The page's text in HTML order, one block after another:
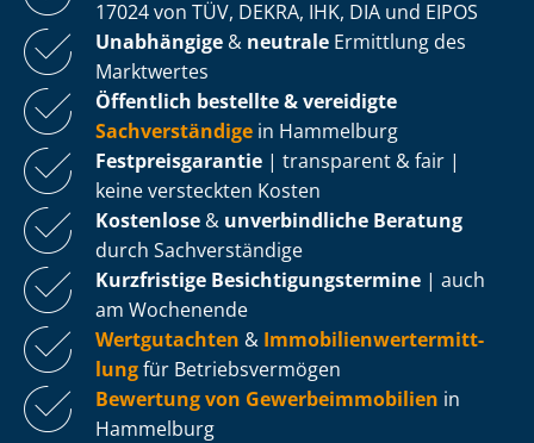
17024 von TÜV, DEKRA, IHK, DIA und EIPOS
Unabhängige & neutrale Ermittlung des
Marktwertes
Öffentlich bestellte & vereidigte
Sachverständige in Hammelburg
Fest­preis­ga­ran­tie | transparent & fair |
keine versteckten Kosten
Kostenlose & unverbindliche Beratung
durch Sachverständige
Kurzfristige Be­sich­ti­gungs­ter­mi­ne | auch
am Wochenende
Wertgutachten & Im­mo­bi­li­en­wert­ermitt­
lungfür Be­triebs­ver­mö­gen
Bewertung von Ge­wer­be­im­mo­bi­li­en in
Hammelburg